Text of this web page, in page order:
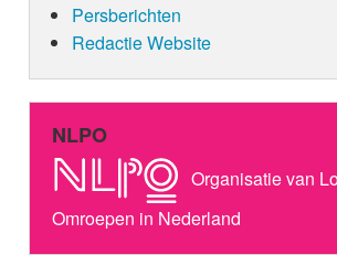
Persberichten
Redactie Website
NLPO
Organisatie van
Omroepen in Nederland